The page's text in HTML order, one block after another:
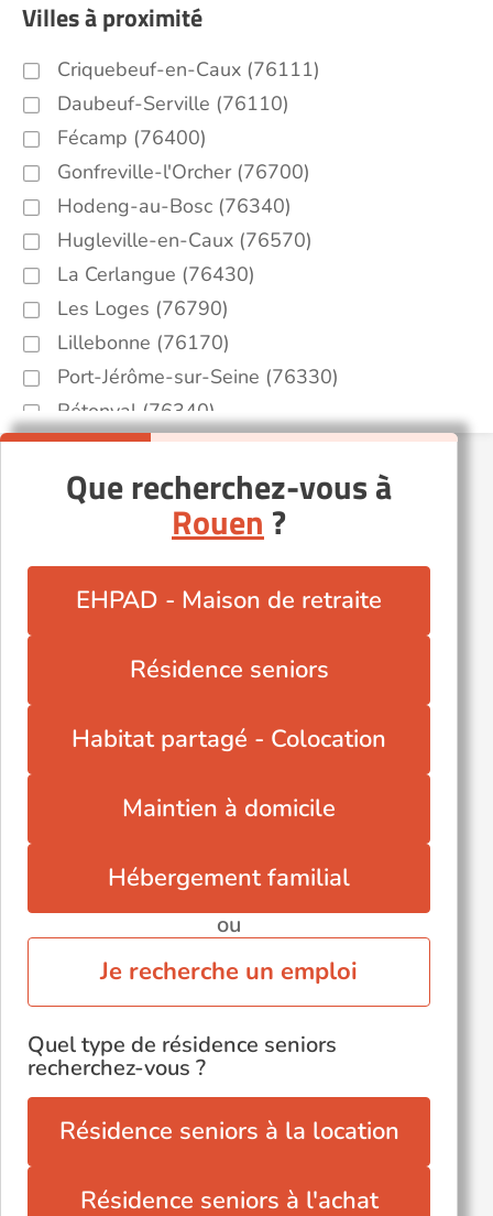
Villes à proximité
Criquebeuf-en-Caux (76111)
Daubeuf-Serville (76110)
Fécamp (76400)
Gonfreville-l'Orcher (76700)
Hodeng-au-Bosc (76340)
Hugleville-en-Caux (76570)
La Cerlangue (76430)
Les Loges (76790)
Lillebonne (76170)
Port-Jérôme-sur-Seine (76330)
Rétonval (76340)
Saint-Léonard (76400)
Saint-Nicolas-de-la-Taille (76170)
Épretot (76430)
Que recherchez-vous à
Rouen ?
EHPAD - Maison de retraite
Résidence seniors
Habitat partagé - Colocation
Maintien à domicile
Hébergement familial
ou
Je recherche un emploi
Quel type de résidence seniors
recherchez-vous ?
Résidence seniors à la location
Résidence seniors à l'achat